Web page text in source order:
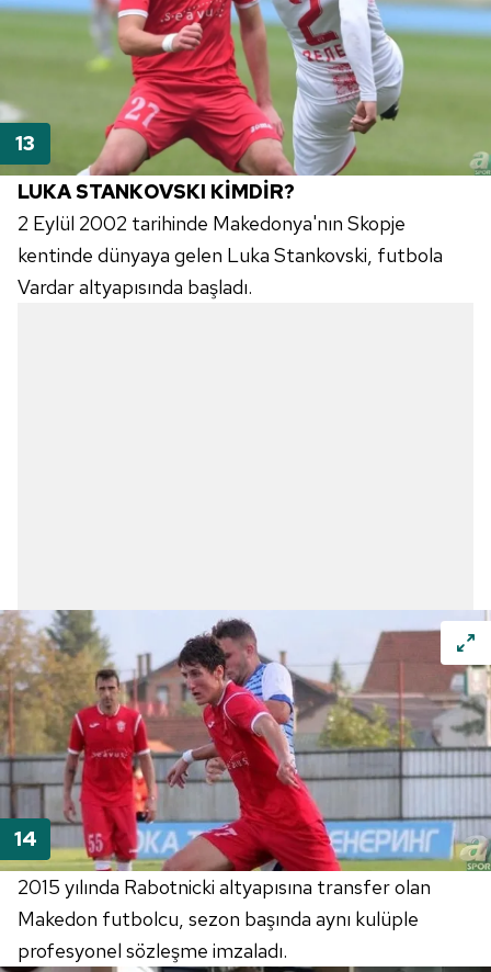
LUKA STANKOVSKI KİMDİR?
2 Eylül 2002 tarihinde Makedonya'nın Skopje
kentinde dünyaya gelen Luka Stankovski, futbola
Vardar altyapısında başladı.
2015 yılında Rabotnicki altyapısına transfer olan
Makedon futbolcu, sezon başında aynı kulüple
profesyonel sözleşme imzaladı.